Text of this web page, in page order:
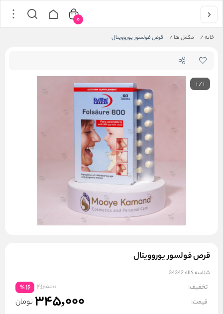
خانه/ مکمل ها/ قرص فولسور یوروویتال
0
1/1
قرص فولسور یوروویتال
شناسه کالا:34342
تخفیف: 412000
16
%
قیمت: 345,000 تومان